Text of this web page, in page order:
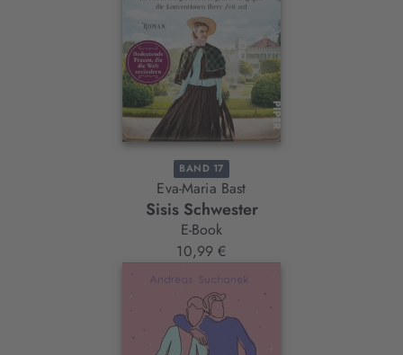
BAND 17
Eva-Maria Bast
Sisis Schwester
E-Book
10,99 €